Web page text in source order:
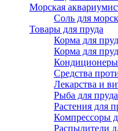
Морская
Соль для
Товары для пруда
Корма для
Корма для
Кондиционеры
Средства
Лекарства и
Рыба для пруда
Растения для
Компрессоры
Распылители